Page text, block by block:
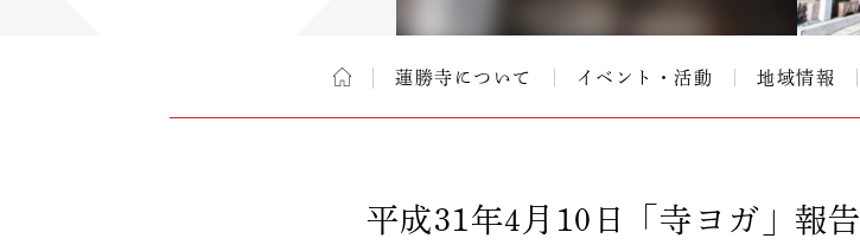
蓮勝寺について イベント・活動 地域情報
平成31年4月10日「寺ヨガ」報告